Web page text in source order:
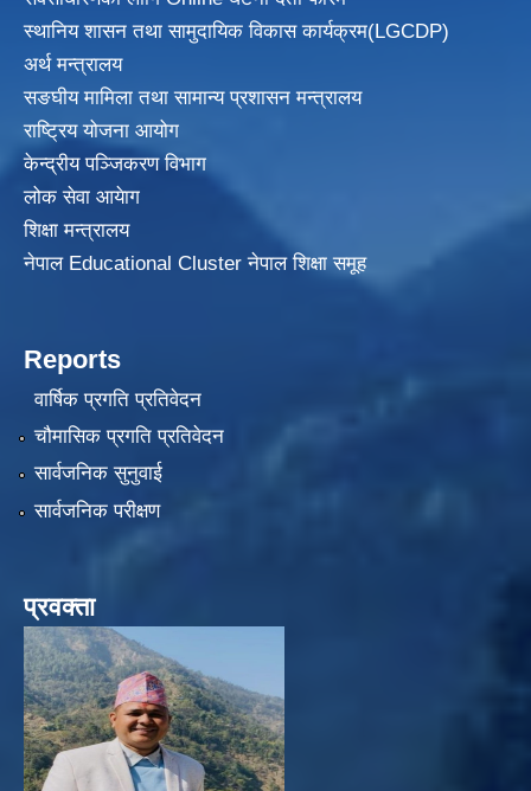
स्थानिय शासन तथा सामुदायिक विकासकार्यक्रम(LGCDP)
अर्थ मन्त्रालय
सङघीय मामिला तथा सामान्य प्रशासन मन्त्रालय
राष्ट्रिय योजना आयोग
केन्द्रीय पञ्जिकरण विभाग
लोक सेवा आयेाग
शिक्षा मन्त्रालय
नेपाल Educational Cluster नेपाल शिक्षा समूह
Reports
वार्षिक प्रगति प्रतिवेदन
चौमासिक प्रगति प्रतिवेदन
सार्वजनिक सुनुवाई
सार्वजनिक परीक्षण
प्रवक्ता